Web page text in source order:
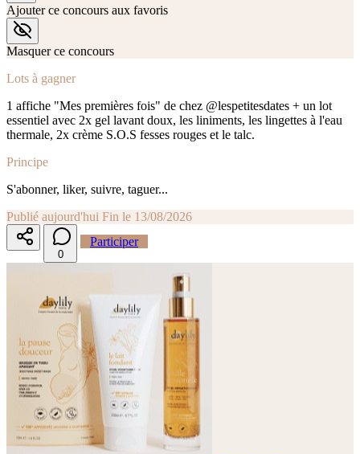
Ajouter ce concours aux favoris
Masquer ce concours
Lots à gagner
1 affiche "Mes premières fois" de chez @lespetitesdates + un lot
essentiel avec 2x gel lavant doux, les liniments, les lingettes à l'eau
thermale, 2x crème S.O.S fesses rouges et le talc.
Principe
S'abonner, liker, suivre, taguer...
Publié aujourd'hui Fin le 13/08/2026
0
Participer